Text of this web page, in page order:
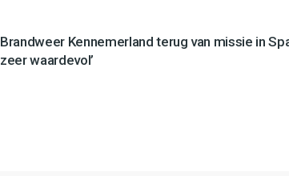
Brandweer Kennemerland terug van missie in
zeer waardevol’